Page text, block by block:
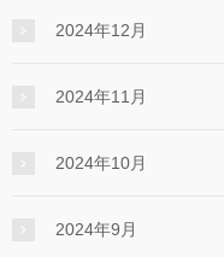
2024年12月
2024年11月
2024年10月
2024年9月